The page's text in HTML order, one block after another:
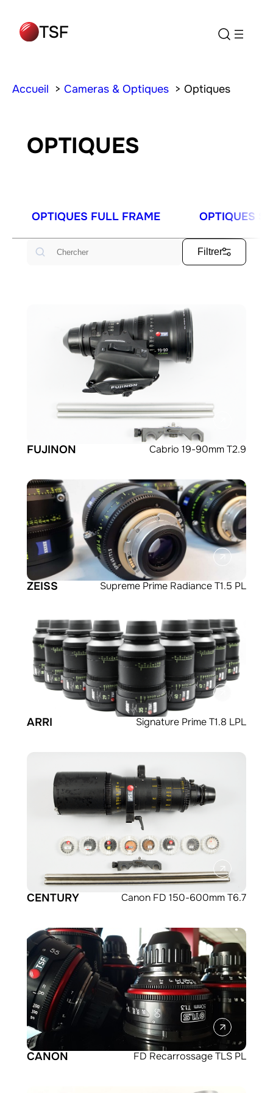
Accueil Cameras & Optiques Optiques
OPTIQUES
OPTIQUES FULL FRAME OPTIQUES
Filtrer
FUJINON Cabrio 19-90mm T2.9
ZEISS Supreme Prime Radiance T1.5 PL
ARRI Signature Prime T1.8 LPL
CENTURY Canon FD 150-600mm T6.7
CANON FD Recarrossage TLS PL